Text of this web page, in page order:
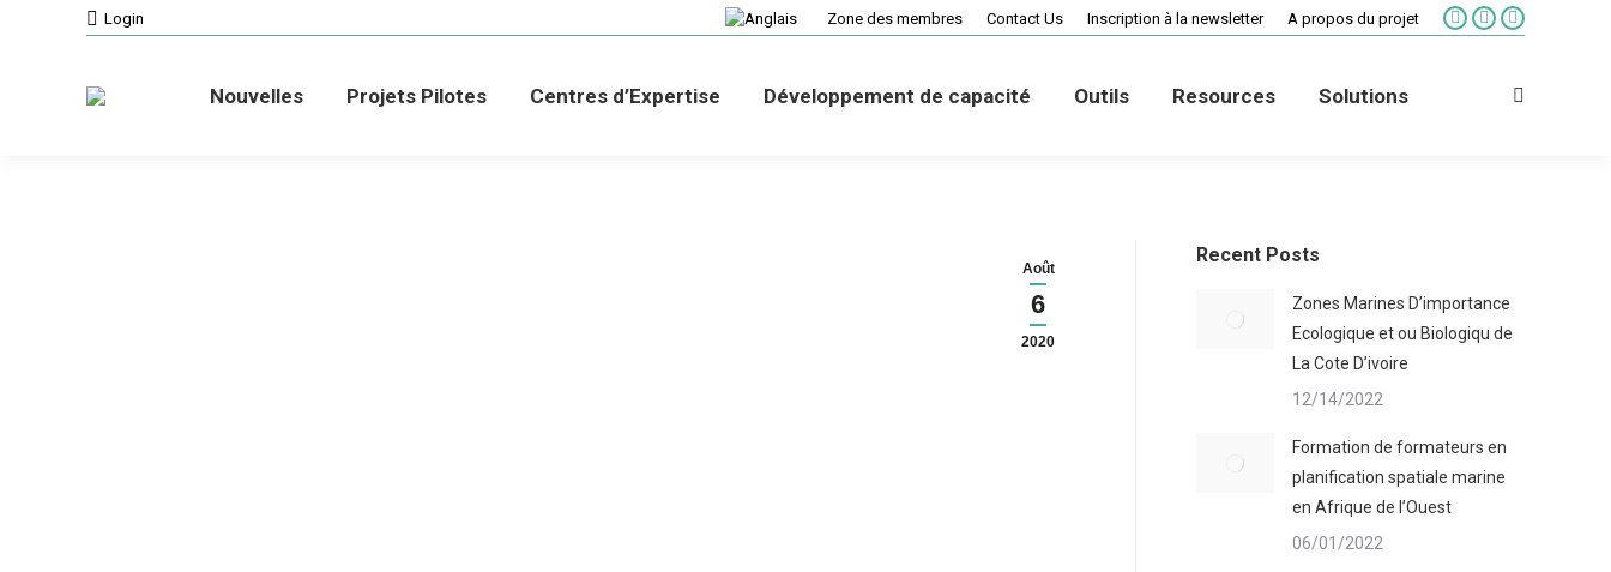
Login Zone des membres Contact Us Inscription à la newsletter A propos du projet
La La
s'ouvre
La
s'ouvre
Nouvelles Projets Pilotes Centres d’Expertise Développement de capacité Outils Resources Solutions
Recherche
Août
6
2020
Recent Posts
Zones Marines D’importance
Ecologique et ou Biologiqu de
La Cote D’ivoire
12/14/2022
Formation de formateurs en
planification spatiale marine
en Afrique de l’Ouest
06/01/2022